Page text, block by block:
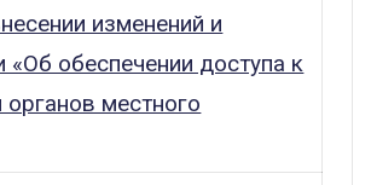
изменений и
обеспечении доступа к
местного